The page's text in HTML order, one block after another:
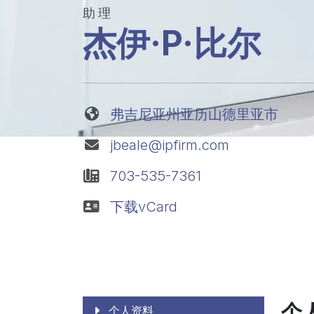
助理
杰伊·P·比尔
弗吉尼亚州亚历山德里亚市
jbeale@ipfirm.com
703-535-7361
下载vCard
个人资料